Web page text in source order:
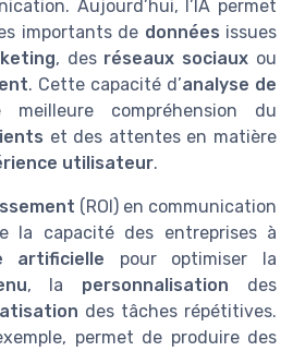
Aujourd’hui, l’IA permet
importants de données issues
, des réseaux sociaux ou
. Cette capacité d’analyse de
compréhension du
et des attentes en matière
utilisateur.
(ROI) en communication
la capacité des entreprises à
artificielle pour optimiser la
, la personnalisation des
des tâches répétitives.
permet de produire des